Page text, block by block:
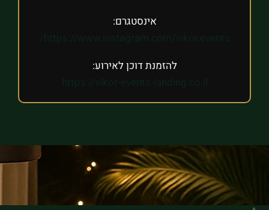
אינסטגרם:
להזמנת דוכן לאירוע: